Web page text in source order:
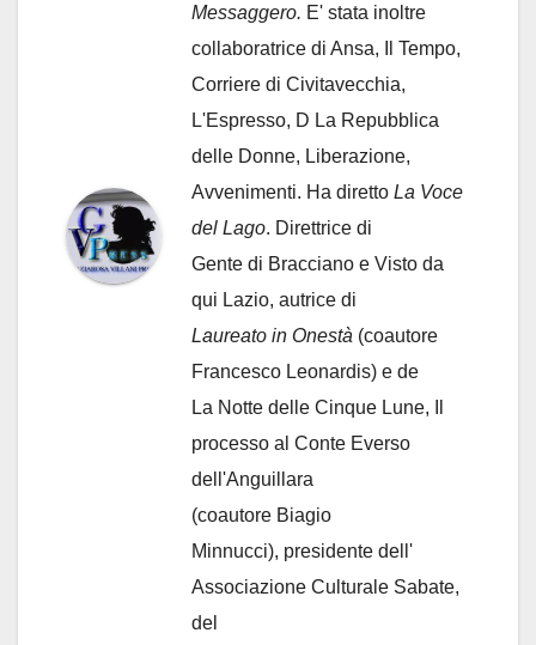
Messaggero. E' stata inoltre
collaboratrice di Ansa, Il Tempo,
Corriere di Civitavecchia,
L'Espresso, D La Repubblica
delle Donne, Liberazione,
Avvenimenti. Ha diretto La Voce
del Lago. Direttrice di
Gente di Bracciano e Visto da
qui Lazio, autrice di
Laureato in Onestà (coautore
Francesco Leonardis) e de
La Notte delle Cinque Lune, Il
processo al Conte Everso
dell'Anguillara
(coautore Biagio
Minnucci), presidente dell'
Associazione Culturale Sabate,
del